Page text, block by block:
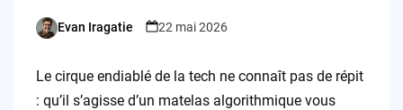
Posted
Evan Iragatie 22 mai 2026
Le cirque endiablé de la tech ne connaît pas de répit
: qu’il s’agisse d’un matelas algorithmique vous